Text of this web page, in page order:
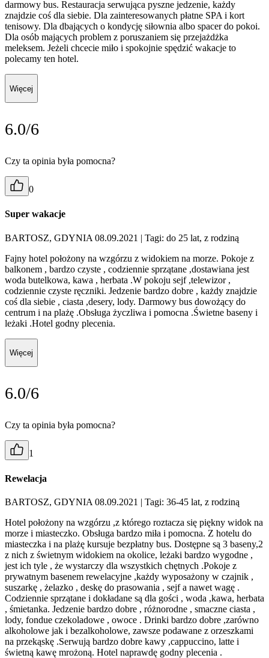
darmowy bus. Restauracja serwująca pyszne jedzenie, każdy
znajdzie coś dla siebie. Dla zainteresowanych płatne SPA i kort
tenisowy. Dla dbających o kondycję siłownia albo spacer do pokoi.
Dla osób mających problem z poruszaniem się przejażdżka
meleksem. Jeżeli chcecie miło i spokojnie spędzić wakacje to
polecamy ten hotel.
Więcej
6.0/6
Czy ta opinia była pomocna?
0
Super wakacje
BARTOSZ, GDYNIA 08.09.2021 | Tagi: do 25 lat, z rodziną
Fajny hotel położony na wzgórzu z widokiem na morze. Pokoje z
balkonem , bardzo czyste , codziennie sprzątane ,dostawiana jest
woda butelkowa, kawa , herbata .W pokoju sejf ,telewizor ,
codziennie czyste ręczniki. Jedzenie bardzo dobre , każdy znajdzie
coś dla siebie , ciasta ,desery, lody. Darmowy bus dowożący do
centrum i na plażę .Obsługa życzliwa i pomocna .Świetne baseny i
leżaki .Hotel godny plecenia.
Więcej
6.0/6
Czy ta opinia była pomocna?
1
Rewelacja
BARTOSZ, GDYNIA 08.09.2021 | Tagi: 36-45 lat, z rodziną
Hotel położony na wzgórzu ,z którego roztacza się piękny widok na
morze i miasteczko. Obsługa bardzo miła i pomocna. Z hotelu do
miasteczka i na plażę kursuje bezpłatny bus. Dostępne są 3 baseny,2
z nich z świetnym widokiem na okolice, leżaki bardzo wygodne ,
jest ich tyle , że wystarczy dla wszystkich chętnych .Pokoje z
prywatnym basenem rewelacyjne ,każdy wyposażony w czajnik ,
suszarkę , żelazko , deskę do prasowania , sejf a nawet wagę .
Codziennie sprzątane i dokładane są dla gości , woda ,kawa, herbata
, śmietanka. Jedzenie bardzo dobre , różnorodne , smaczne ciasta ,
lody, fondue czekoladowe , owoce . Drinki bardzo dobre ,zarówno
alkoholowe jak i bezalkoholowe, zawsze podawane z orzeszkami
na przekąskę .Serwują bardzo dobre kawy ,cappuccino, latte i
świetną kawę mrożoną. Hotel naprawdę godny plecenia .